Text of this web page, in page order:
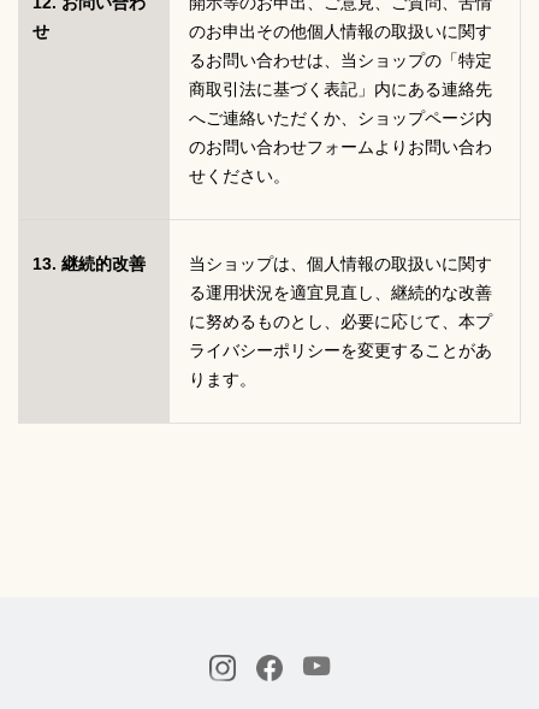
せ
のお申出その他個人情報の取扱いに関す
るお問い合わせは、当ショップの「特定
商取引法に基づく表記」内にある連絡先
へご連絡いただくか、ショップページ内
のお問い合わせフォームよりお問い合わ
せください。
13. 継続的改善
当ショップは、個人情報の取扱いに関す
る運用状況を適宜見直し、継続的な改善
に努めるものとし、必要に応じて、本プ
ライバシーポリシーを変更することがあ
ります。